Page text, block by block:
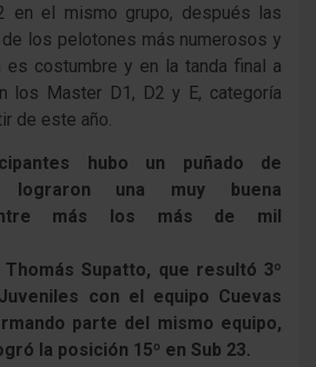
en el mismo grupo, después las
los pelotones más numerosos y
es costumbre y en la tanda final a
los Master D1, D2 y E, categoría
de este año.
hubo un puñado de
lograron una muy buena
más los más de mil
Supatto, que resultó 3º
con el equipo Cuevas
parte del mismo equipo,
la posición 15º en Sub 23.